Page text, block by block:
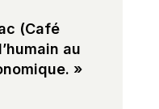
(Café
au
»